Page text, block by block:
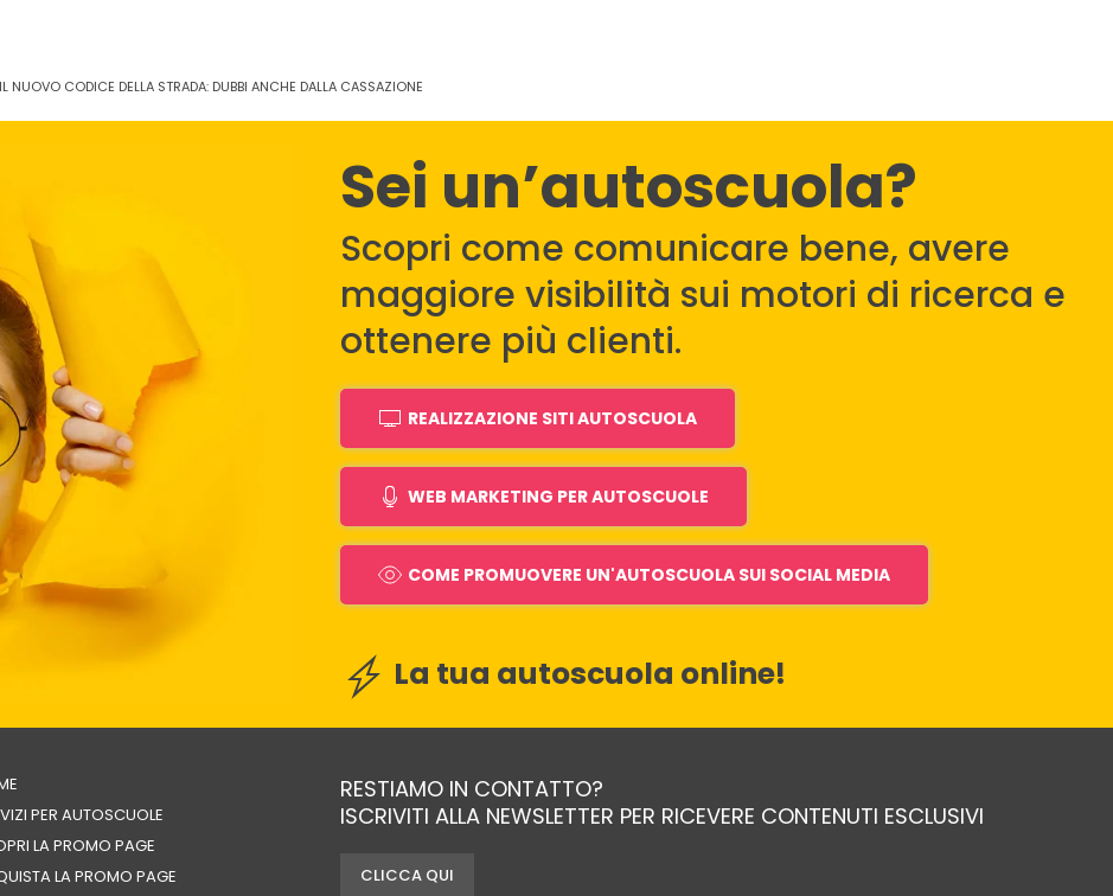
NUOVO CODICE DELLA STRADA: DUBBI ANCHE DALLA CASSAZIONE
Sei un’autoscuola?
Scopri come comunicare bene, avere
maggiore visibilità sui motori di ricerca e
ottenere più clienti.
REALIZZAZIONE SITI AUTOSCUOLA
WEB MARKETING PER AUTOSCUOLE
COME PROMUOVERE UN'AUTOSCUOLA SUI SOCIAL MEDIA
La tua autoscuola online!
PER AUTOSCUOLE
LA PROMO PAGE
LA PROMO PAGE
RESTIAMO IN CONTATTO?
ISCRIVITI ALLA NEWSLETTER PER RICEVERE CONTENUTI ESCLUSIVI
CLICCA QUI